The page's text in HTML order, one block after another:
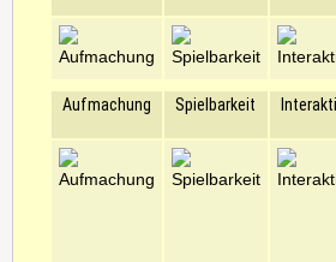
Aufmachung Spielbarkeit